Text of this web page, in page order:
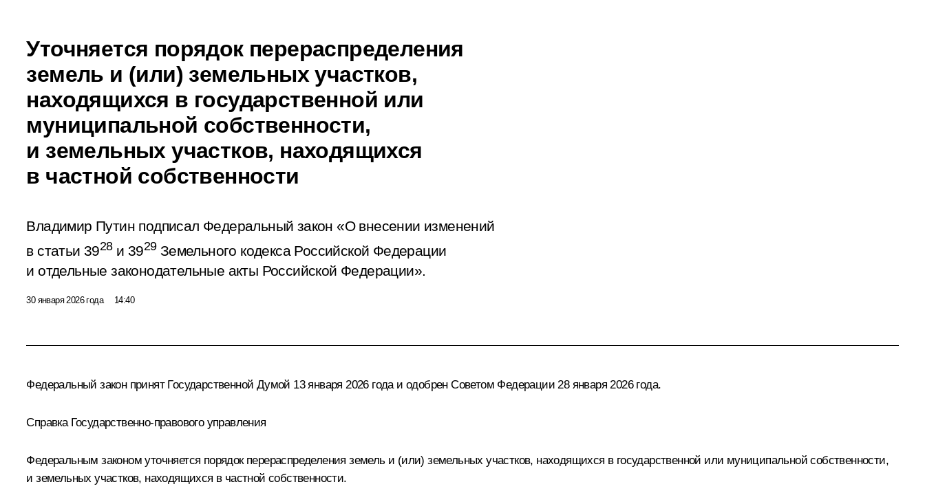
Уточняется порядок перераспределения
земель и (или) земельных участков,
находящихся в государственной или
муниципальной собственности,
и земельных участков, находящихся
в частной собственности
Владимир Путин подписал Федеральный закон «О внесении изменений
в статьи 3928и 3929Земельного кодекса Российской Федерации
и отдельные законодательные акты Российской Федерации».
30 января 2026 года 14:40
Федеральный закон принят Государственной Думой 13 января 2026 года и одобрен Советом Федерации 28 января 2026 года.
Справка Государственно-правового управления
Федеральным законом уточняется порядок перераспределения земель и (или) земельных участков, находящихся в государственной или муниципальной собственности,
и земельных участков, находящихся в частной собственности.